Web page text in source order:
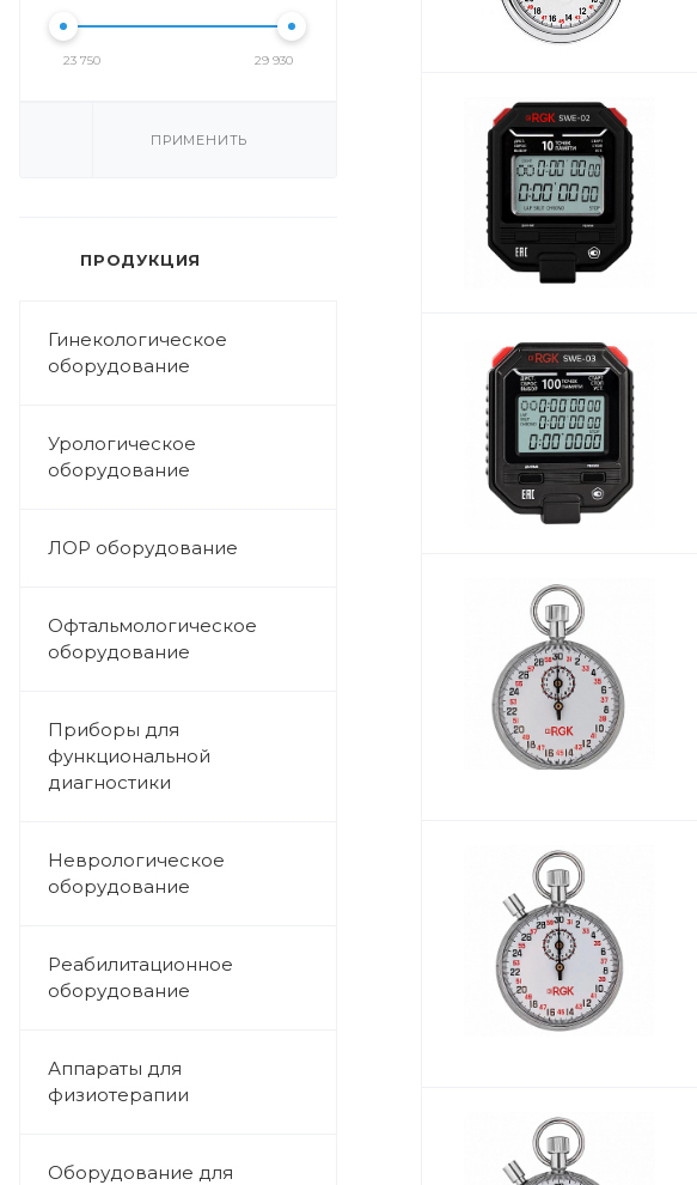
23 750 29 930
ПРИМЕНИТЬ
ПРОДУКЦИЯ
Гинекологическое
оборудование
Урологическое
оборудование
ЛОР оборудование
Офтальмологическое
оборудование
Приборы для
функциональной
диагностики
Неврологическое
оборудование
Реабилитационное
оборудование
Аппараты для
физиотерапии
Оборудование для